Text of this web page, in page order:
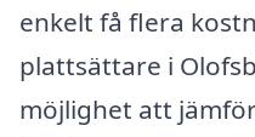
enkelt få flera
plattsättare i
möjlighet att